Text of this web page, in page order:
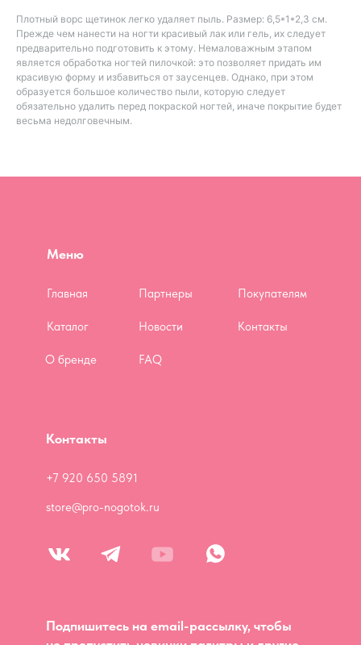
Плотный ворс щетинок легко удаляет пыль. Размер: 6,5*1*2,3 см.
Прежде чем нанести на ногти красивый лак или гель, их следует
предварительно подготовить к этому. Немаловажным этапом
является обработка ногтей пилочкой: это позволяет придать им
красивую форму и избавиться от заусенцев. Однако, при этом
образуется большое количество пыли, которую следует
обязательно удалить перед покраской ногтей, иначе покрытие будет
весьма недолговечным.
Меню
Главная
Каталог
О бренде
Партнеры
Новости Контакты
Покупателям
Контакты
Подпишитесь на email-рассылку, чтобы
+7 920 650 5891
store@pro-nogotok.ru
FAQ